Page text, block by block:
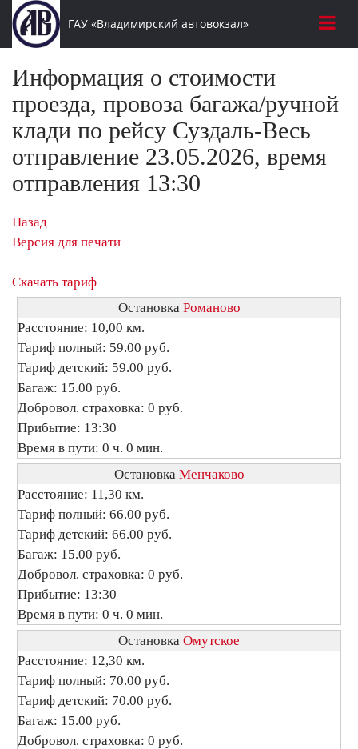
ГАУ «Владимирский автовокзал»
Информация о стоимости
проезда, провоза багажа/ручной
клади по рейсу Суздаль-Весь
отправление 23.05.2026, время
отправления 13:30
Назад
Версия для печати
Скачать тариф
Остановка Романово
Расстояние: 10,00 км.
Тариф полный: 59.00 руб.
Тариф детский: 59.00 руб.
Багаж: 15.00 руб.
Добровол. страховка: 0 руб.
Прибытие: 13:30
Время в пути: 0 ч. 0 мин.
Остановка Менчаково
Расстояние: 11,30 км.
Тариф полный: 66.00 руб.
Тариф детский: 66.00 руб.
Багаж: 15.00 руб.
Добровол. страховка: 0 руб.
Прибытие: 13:30
Время в пути: 0 ч. 0 мин.
Остановка Омутское
Расстояние: 12,30 км.
Тариф полный: 70.00 руб.
Тариф детский: 70.00 руб.
Багаж: 15.00 руб.
Добровол. страховка: 0 руб.